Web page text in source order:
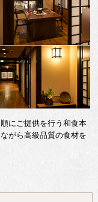
にご提供を行う和食本
がら高級品質の食材を